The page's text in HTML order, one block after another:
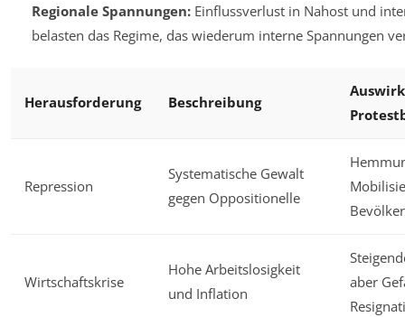
Regionale Spannungen:Einflussverlust in Nahost und
belasten das Regime, das wiederum interne Spannungen
Herausforderung Beschreibung
Repression
Systematische Gewalt
gegen Oppositionelle
Wirtschaftskrise
Hohe Arbeitslosigkeit
und Inflation
aber